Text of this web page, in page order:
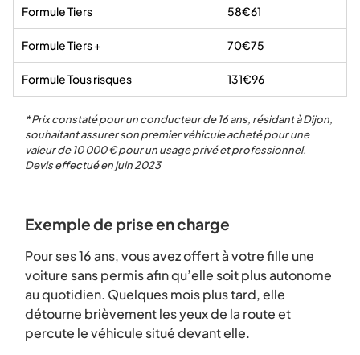
Formule Tiers 58€61
Formule Tiers + 70€75
Formule Tous risques 131€96
* Prix constaté pour un conducteur de 16 ans, résidant à Dijon,
souhaitant assurer son premier véhicule acheté pour une
valeur de 10 000 € pour un usage privé et professionnel.
Devis effectué en juin 2023
Exemple de prise en charge
Pour ses 16 ans, vous avez offert à votre fille une
voiture sans permis afin qu’elle soit plus autonome
au quotidien. Quelques mois plus tard, elle
détourne brièvement les yeux de la route et
percute le véhicule situé devant elle.